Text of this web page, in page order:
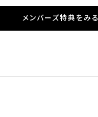
メンバーズ特典をみる